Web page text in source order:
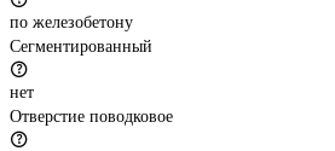
по железобетону
Сегментированный
нет
Отверстие поводковое